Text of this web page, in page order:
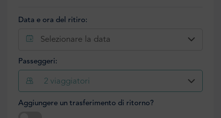
Data e ora del ritiro:
Selezionare la data
Passeggeri:
2 viaggiatori
Aggiungere un trasferimento di ritorno?